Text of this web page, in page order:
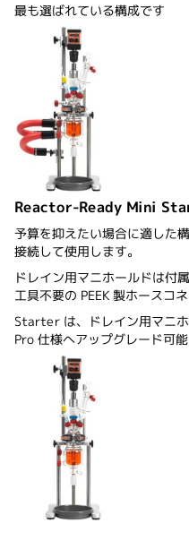
最も選ばれている構成です
Reactor-Ready Mini
予算を抑えたい場合に適した
接続して使用します。
ドレイン用マニホールドは付
工具不要の PEEK 製ホースコ
Starter は、ドレイン用マニ
Pro 仕様へアップグレード可